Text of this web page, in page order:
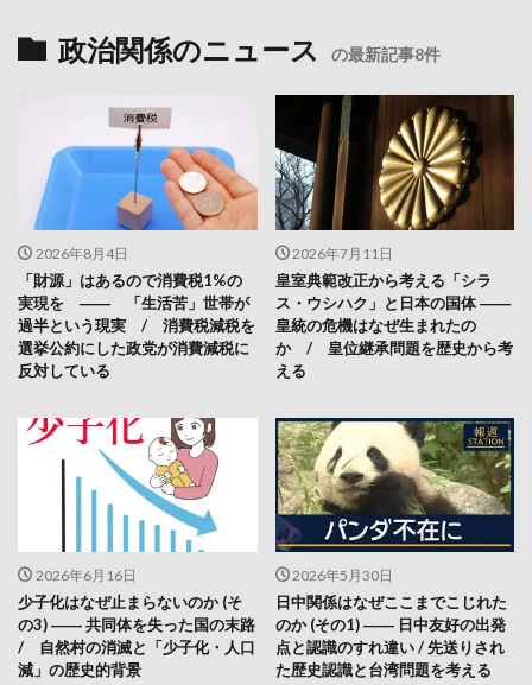
政治関係のニュース の最新記事8件
2026年8月4日
「財源」はあるので消費税1%の
実現を ―― 「生活苦」世帯が
過半という現実 / 消費税減税を
選挙公約にした政党が消費減税に
反対している
2026年7月11日
皇室典範改正から考える「シラ
ス・ウシハク」と日本の国体 ――
皇統の危機はなぜ生まれたの
か / 皇位継承問題を歴史から考
える
2026年6月16日
少子化はなぜ止まらないのか (そ
の3) ―― 共同体を失った国の末路
/ 自然村の消滅と「少子化・人口
減」の歴史的背景
2026年5月30日
日中関係はなぜここまでこじれた
のか (その1) ―― 日中友好の出発
点と認識のすれ違い / 先送りされ
た歴史認識と台湾問題を考える